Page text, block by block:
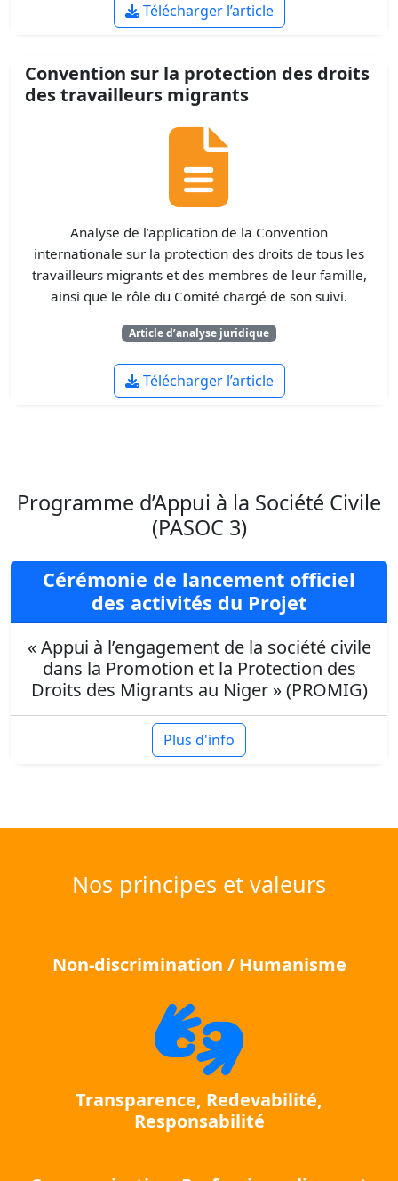
Télécharger l’article
Convention sur la protection des droits
des travailleurs migrants
Analyse de l’application de la Convention
internationale sur la protection des droits de tous les
travailleurs migrants et des membres de leur famille,
ainsi que le rôle du Comité chargé de son suivi.
Article d’analyse juridique
Télécharger l’article
Programme d’Appui à la Société Civile
(PASOC 3)
Cérémonie de lancement officiel
des activités du Projet
« Appui à l’engagement de la société civile
dans la Promotion et la Protection des
Droits des Migrants au Niger » (PROMIG)
Plus d'info
Nos principes et valeurs
Non-discrimination / Humanisme
Transparence, Redevabilité,
Responsabilité